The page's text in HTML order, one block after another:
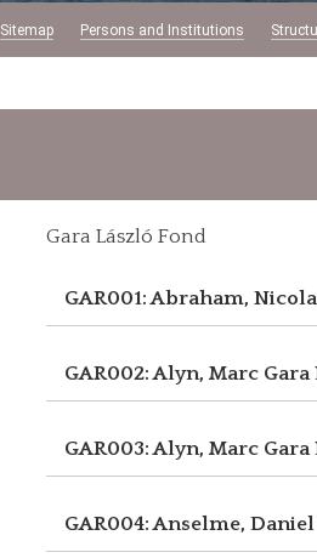
Sitemap Persons and Institutions
Gara László Fond
GAR001: Abraham,
GAR002: Alyn, Marc Gara
GAR003: Alyn, Marc Gara
GAR004: Anselme, Daniel